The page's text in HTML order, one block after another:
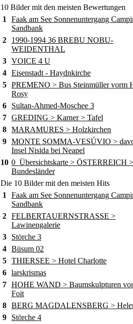
10 Bilder mit den meisten Bewertungen
1
Faak am See Sonnenuntergang
Sandbank
2
1990-1994 36 BREBU NOBU-
WEIDENTHAL
3 VOICE 4 U
4 Eisenstadt - Haydnkirche
5 PREMENO > Bus Steinmüller vorm
Rosy
6
Sultan-Ahmed-Moschee 3
7 GREDING > Karner > Tafel
8 MARAMURES > Holzkirchen
9 MONTE SOMMA-VESÚVIO >
Insel Nisida bei Neapel
10 0_Übersichtskarte > ÖSTERREICH >
Bundesländer
Die 10 Bilder mit den meisten Hits
1
Faak am See Sonnenuntergang
Sandbank
2 FELBERTAUERNSTRASSE >
Lawinengalerie
3
Störche 3
4 Büsum 02
5 THIERSEE > Hotel Charlotte
6 larskrismas
7 HOHE WAND > Baumskulpturen
Foit
8 BERG MAGDALENSBERG >
9
Störche 4